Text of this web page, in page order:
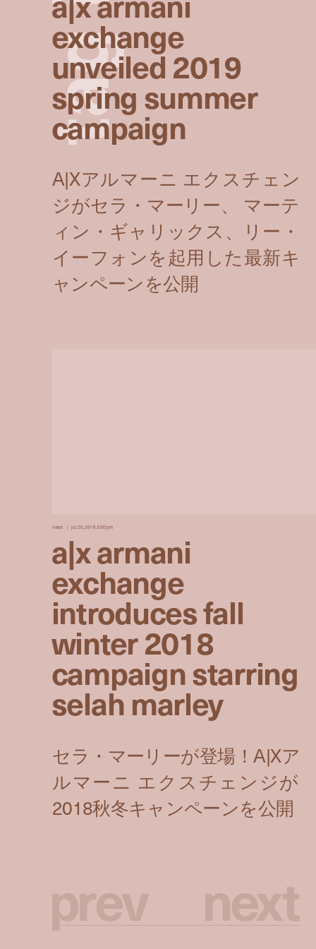
t
a
g
exchange
unveiled 2019
spring summer
campaign
news jul 25, 2018 3:00 pm
a|x armani
exchange
introduces fall
winter 2018
campaign starring
selah marley
prev next